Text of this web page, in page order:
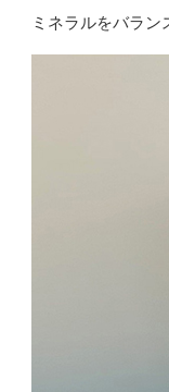
ミネラルをバラン